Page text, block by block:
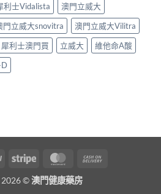
利士Vidalista
澳門立威大
門立威大snovitra
澳門立威大Vilitra
犀利士澳門買 立威大
維他命A酸
D
PayPal Stripe MasterCard
2026 ©澳門健康藥房